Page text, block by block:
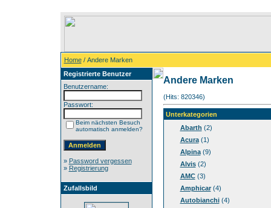
Home/ Andere Marken
Registrierte Benutzer
Benutzername:
Passwort:
Beim nächsten Besuch
automatisch anmelden?
» Password vergessen
» Registrierung
Zufallsbild
Andere Marken
(Hits: 820346)
Unterkategorien
Abarth (2)
Acura(1)
Alpina(9)
Alvis(2)
AMC(3)
Amphicar(4)
Autobianchi(4)